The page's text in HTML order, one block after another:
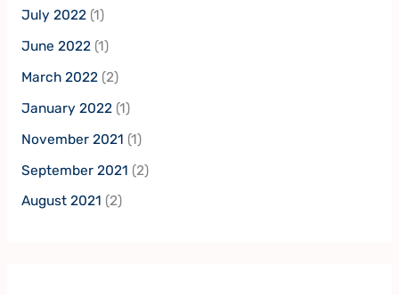
July 2022(1)
June 2022(1)
March 2022(2)
January 2022(1)
November 2021 (1)
September 2021 (2)
August 2021 (2)